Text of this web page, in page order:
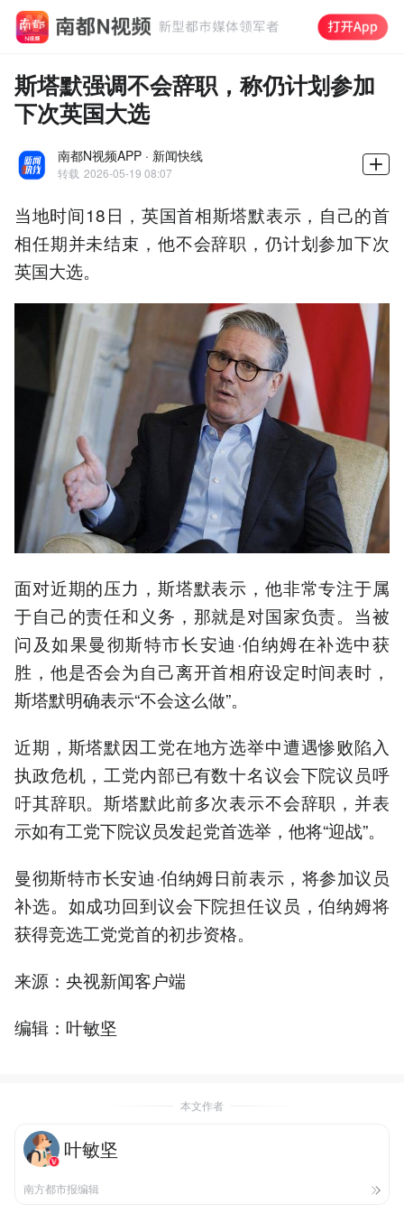
斯塔默强调不会辞职，称仍计划参加
下次英国大选
南都N视频APP · 新闻快线
转载 2026-05-19 08:07
当地时间18日，英国首相斯塔默表示，自己的首
相任期并未结束，他不会辞职，仍计划参加下次
英国大选。
面对近期的压力，斯塔默表示，他非常专注于属
于自己的责任和义务，那就是对国家负责。当被
问及如果曼彻斯特市长安迪·伯纳姆在补选中获
胜，他是否会为自己离开首相府设定时间表时，
斯塔默明确表示“不会这么做”。
近期，斯塔默因工党在地方选举中遭遇惨败陷入
执政危机，工党内部已有数十名议会下院议员呼
吁其辞职。斯塔默此前多次表示不会辞职，并表
示如有工党下院议员发起党首选举，他将“迎战”。
曼彻斯特市长安迪·伯纳姆日前表示，将参加议员
补选。如成功回到议会下院担任议员，伯纳姆将
获得竞选工党党首的初步资格。
来源：央视新闻客户端
编辑：叶敏坚
本文作者
叶敏坚
南方都市报编辑